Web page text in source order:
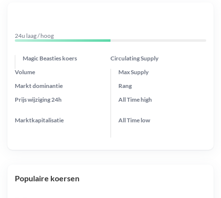
24u laag / hoog
Magic Beasties koers Circulating Supply
Prijs wijziging 24h
Max Supply
Markt dominantie
Marktkapitalisatie
Volume
Rang
All Timehigh
All Time low
Populaire koersen